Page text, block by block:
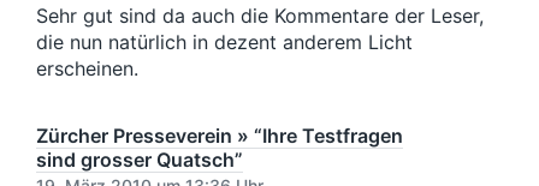
t
r
a
i
t
r
:
Sehr gut sind da auch die Kommentare der Leser,
die nun natürlich in dezent anderem Licht
erscheinen.
Zürcher Presseverein » “Ihre Testfragen
sind grosser Quatsch”